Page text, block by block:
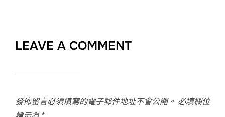
LEAVE A COMMENT
發佈留言必須填寫的電子郵件地址不會公開。 必填欄位